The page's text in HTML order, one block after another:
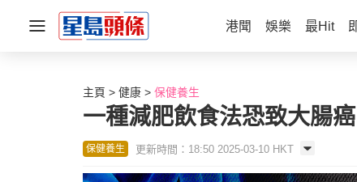
港聞 娛樂 最Hit
主頁 健康 保健養生
一種減肥飲食法恐致大腸
保健養生 更新時間：18:50 2025-03-10 HKT